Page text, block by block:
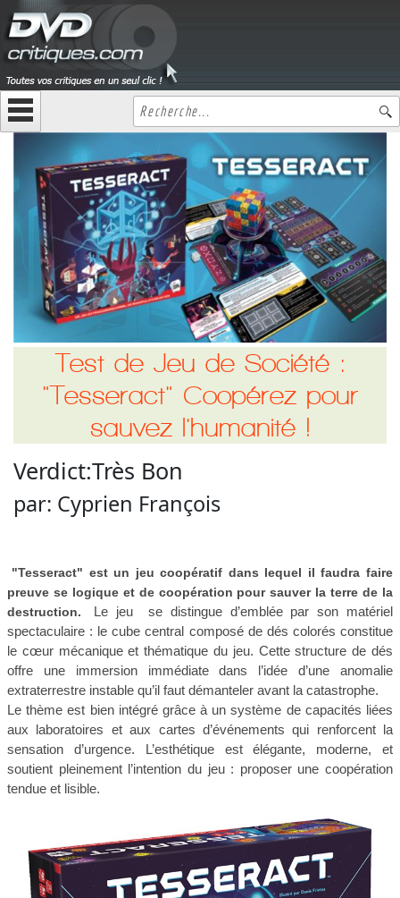
Test de Jeu de Société :
"Tesseract" Coopérez pour
sauvez l'humanité !
Verdict:Très Bon
par: Cyprien François
"Tesseract" est un jeu coopératif dans lequel il faudra faire
preuve se logique et de coopération pour sauver la terre de la
destruction.
Le jeu se distingue d’emblée par son matériel
spectaculaire : le cube central composé de dés colorés constitue
le cœur mécanique et thématique du jeu. Cette structure de dés
offre une immersion immédiate dans l’idée d’une anomalie
extraterrestre instable qu’il faut démanteler avant la catastrophe.
Le thème est bien intégré grâce à un système de capacités liées
aux laboratoires et aux cartes d’événements qui renforcent la
sensation d’urgence. L’esthétique est élégante, moderne, et
soutient pleinement l’intention du jeu : proposer une coopération
tendue et lisible.